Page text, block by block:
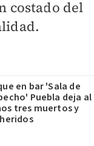
costado del
en bar 'Sala de
Puebla deja al
tres muertos y